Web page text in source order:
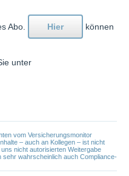
Abo.
Hier
können
unter
vom Versicherungsmonitor
– auch an Kollegen – ist nicht
nicht autorisierten Weitergabe
wahrscheinlich auch Compliance-